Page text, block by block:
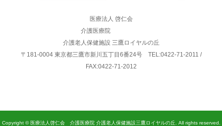
医療法人 啓仁会
介護医療院
介護老人保健施設 三鷹ロイヤルの丘
〒181-0004 東京都三鷹市新川五丁目6番24号 TEL:0422-71-2011 /
FAX:0422-71-2012
Copyright © 医療法人啓仁会 介護医療院 介護老人保健施設三鷹ロイヤルの丘. All rights reserved.